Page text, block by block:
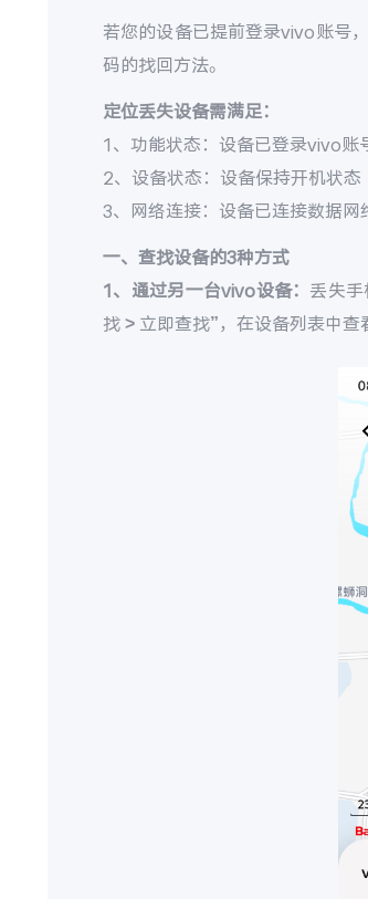
若您的设备已提前登录vivo账号
码的找回方法。
定位丢失设备需满足：
1、功能状态：设备已登录vivo账
2、设备状态：设备保持开机状态
3、网络连接：设备已连接数据网
一、查找设备的3种方式
1、通过另一台vivo设备： 丢失
找 > 立即查找”，在设备列表中查